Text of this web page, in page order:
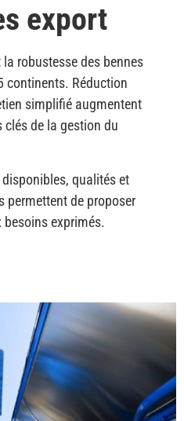
export
robustesse des bennes
continents. Réduction
simplifié augmentent
clés de la gestion du
qualités et
permettent de proposer
exprimés.